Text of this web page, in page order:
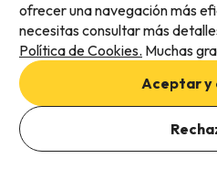
Añade las fechas para
Añadir
Condiciones generales
Privacidad de datos
Política de cookies
ofrecer una navegación más
necesitas consultar más
Política de Cookies. Muchas
Aceptar y